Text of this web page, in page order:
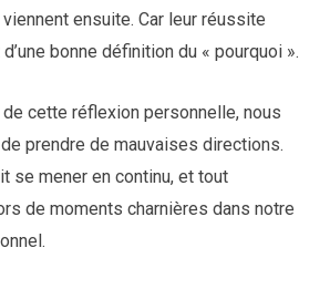
ensuite. Car leur réussite
bonne définition du « pourquoi ».
cette réflexion personnelle, nous
prendre de mauvaises directions.
se mener en continu, et tout
de moments charnières dans notre